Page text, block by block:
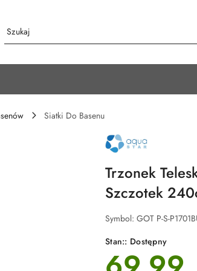
Siatki Do Basenu
NAZWA
PRODUCENTA:
AQUA
Trzonek
Szczotek
Symbol: GOT P-S-
Stan:: Dostępny
cena: